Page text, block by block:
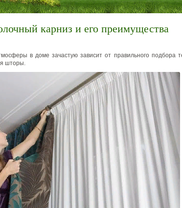
карниз и его преимущества
в доме зачастую зависит от правильного подбора
шторы.